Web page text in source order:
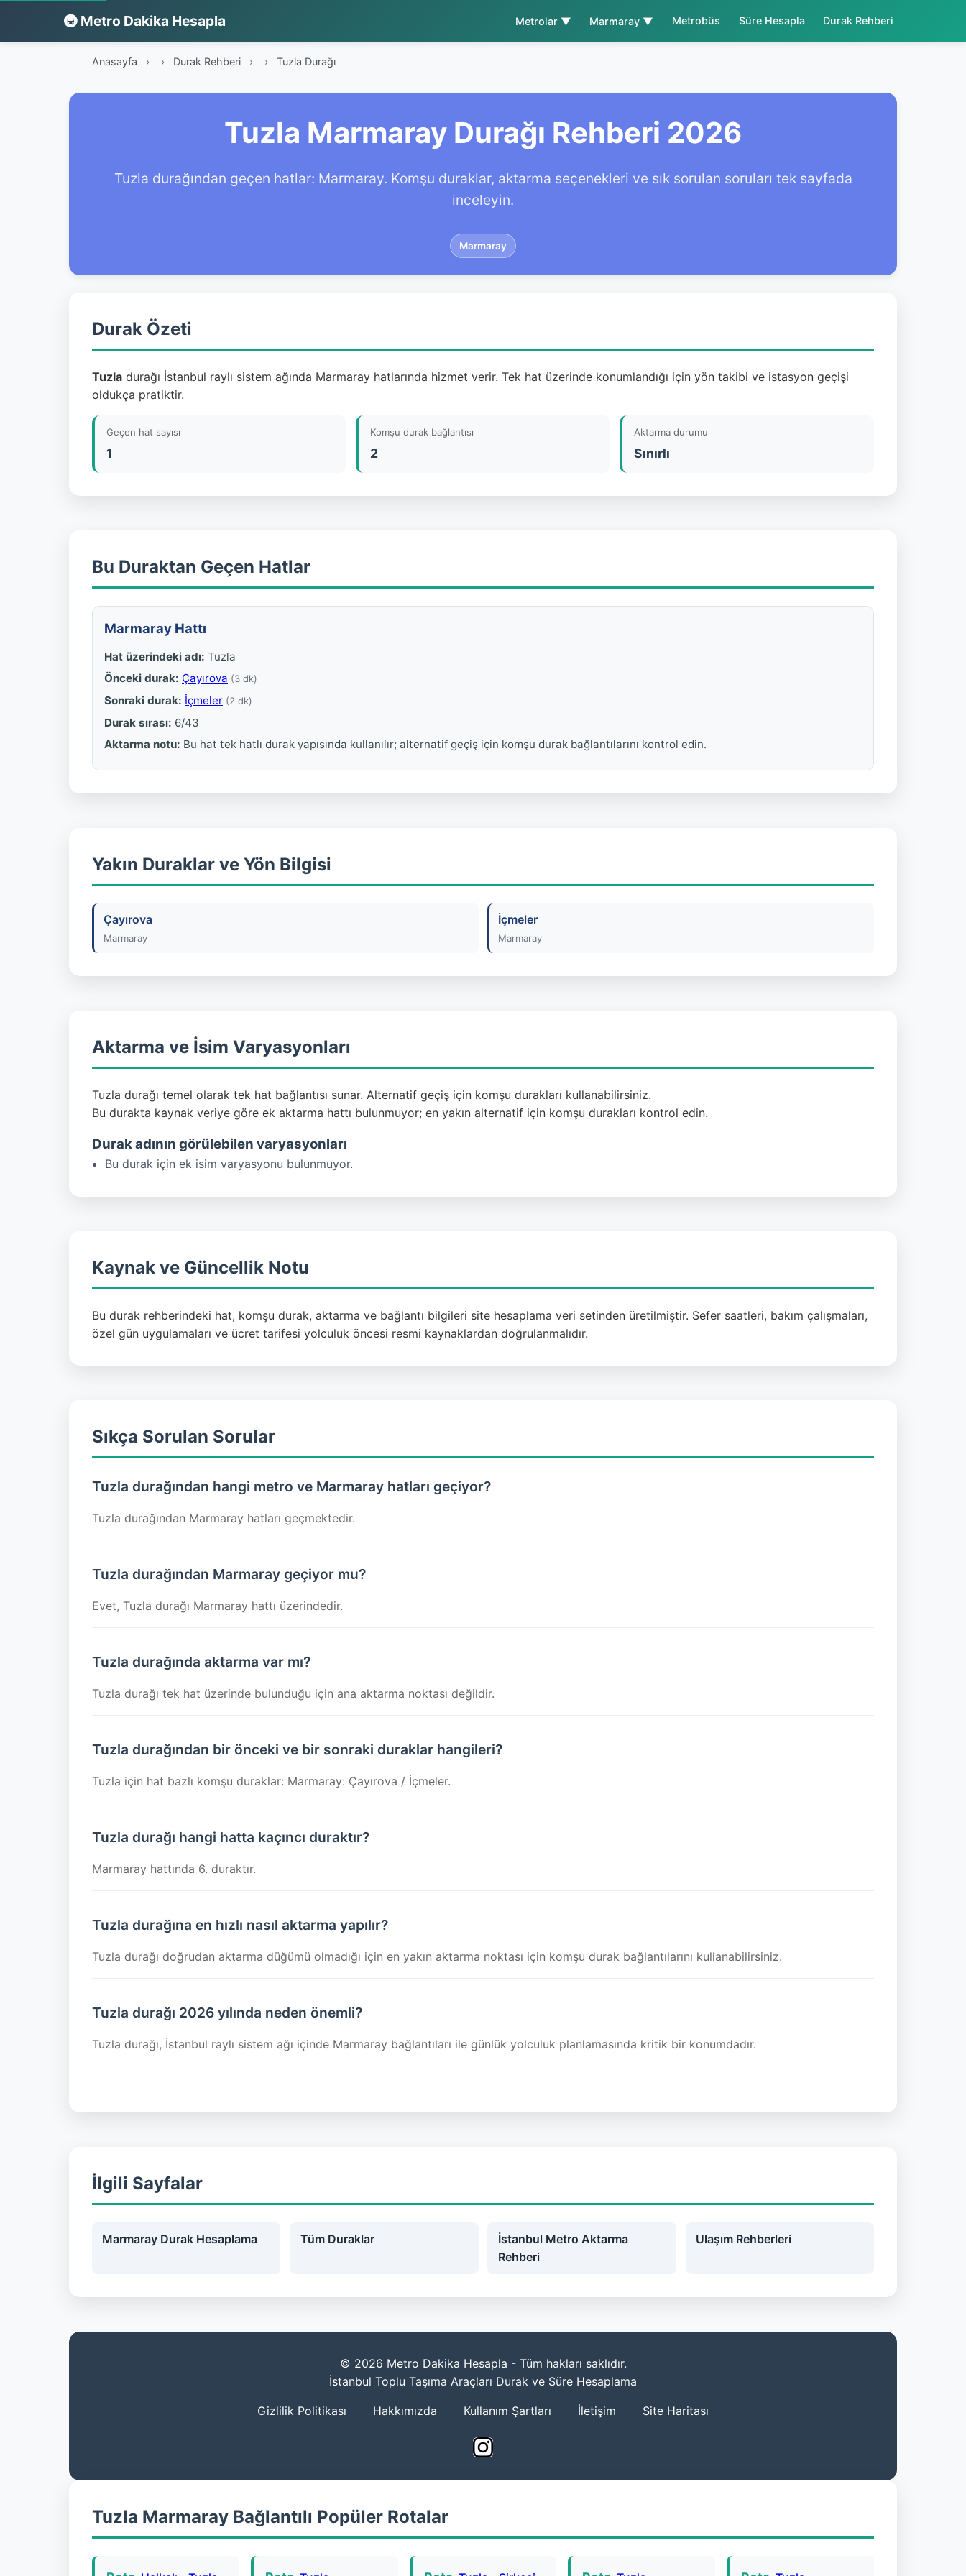
🚇 Metro Dakika Hesapla Metrolar ▼ Marmaray ▼ Metrobüs Süre Hesapla Durak Rehberi
Anasayfa › Durak Rehberi › Tuzla Durağı
Tuzla Marmaray Durağı Rehberi 2026
Tuzla durağından geçen hatlar: Marmaray. Komşu duraklar, aktarma seçenekleri ve sık sorulan soruları tek sayfada
inceleyin.
Marmaray
Durak Özeti
Tuzla durağı İstanbul raylı sistem ağında Marmaray hatlarında hizmet verir. Tek hat üzerinde konumlandığı için yön takibi ve istasyon geçişi
oldukça pratiktir.
Geçen hat sayısı
1
Komşu durak bağlantısı
2
Aktarma durumu
Sınırlı
Bu Duraktan Geçen Hatlar
Marmaray Hattı
Hat üzerindeki adı: Tuzla
Önceki durak: Çayırova (3 dk)
Sonraki durak: İçmeler (2 dk)
Durak sırası: 6/43
Aktarma notu: Bu hat tek hatlı durak yapısında kullanılır; alternatif geçiş için komşu durak bağlantılarını kontrol edin.
Yakın Duraklar ve Yön Bilgisi
Çayırova
Marmaray
İçmeler
Marmaray
Aktarma ve İsim Varyasyonları
Tuzla durağı temel olarak tek hat bağlantısı sunar. Alternatif geçiş için komşu durakları kullanabilirsiniz.
Bu durakta kaynak veriye göre ek aktarma hattı bulunmuyor; en yakın alternatif için komşu durakları kontrol edin.
Durak adının görülebilen varyasyonları
Bu durak için ek isim varyasyonu bulunmuyor.
Kaynak ve Güncellik Notu
Bu durak rehberindeki hat, komşu durak, aktarma ve bağlantı bilgileri site hesaplama veri setinden üretilmiştir. Sefer saatleri, bakım çalışmaları,
özel gün uygulamaları ve ücret tarifesi yolculuk öncesi resmi kaynaklardan doğrulanmalıdır.
Sıkça Sorulan Sorular
Tuzla durağından hangi metro ve Marmaray hatları geçiyor?
Tuzla durağından Marmaray hatları geçmektedir.
Tuzla durağından Marmaray geçiyor mu?
Evet, Tuzla durağı Marmaray hattı üzerindedir.
Tuzla durağında aktarma var mı?
Tuzla durağı tek hat üzerinde bulunduğu için ana aktarma noktası değildir.
Tuzla durağından bir önceki ve bir sonraki duraklar hangileri?
Tuzla için hat bazlı komşu duraklar: Marmaray: Çayırova / İçmeler.
Tuzla durağı hangi hatta kaçıncı duraktır?
Marmaray hattında 6. duraktır.
Tuzla durağına en hızlı nasıl aktarma yapılır?
Tuzla durağı doğrudan aktarma düğümü olmadığı için en yakın aktarma noktası için komşu durak bağlantılarını kullanabilirsiniz.
Tuzla durağı 2026 yılında neden önemli?
Tuzla durağı, İstanbul raylı sistem ağı içinde Marmaray bağlantıları ile günlük yolculuk planlamasında kritik bir konumdadır.
İlgili Sayfalar
Marmaray Durak Hesaplama Tüm Duraklar
İstanbul Metro Aktarma
Rehberi
Ulaşım Rehberleri
© 2026 Metro Dakika Hesapla - Tüm hakları saklıdır.
İstanbul Toplu Taşıma Araçları Durak ve Süre Hesaplama
Gizlilik Politikası Hakkımızda Kullanım Şartları İletişim Site Haritası
Tuzla Marmaray Bağlantılı Popüler Rotalar